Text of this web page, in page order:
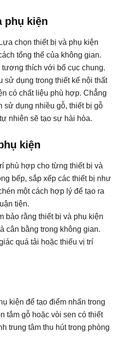
phụ kiện
chọn thiết bị và phụ kiện
tổng thể của không gian.
thích với bố cục chung.
sử dụng trong thiết kế nội thất
có chất liệu phù hợp. Chẳng
sử dụng nhiều gỗ, thiết bị gỗ
nhiên sẽ tạo sự hài hòa.
kiện
phù hợp cho từng thiết bị và
bếp, sắp xếp các thiết bị như
một cách hợp lý để tạo ra
tiện.
bảo rằng thiết bị và phụ kiện
cân bằng trong không gian.
quá tải hoặc thiếu vị trí
kiện để tạo điểm nhấn trong
tắm gỗ hoặc vòi sen có thiết
trung tâm thu hút trong phòng